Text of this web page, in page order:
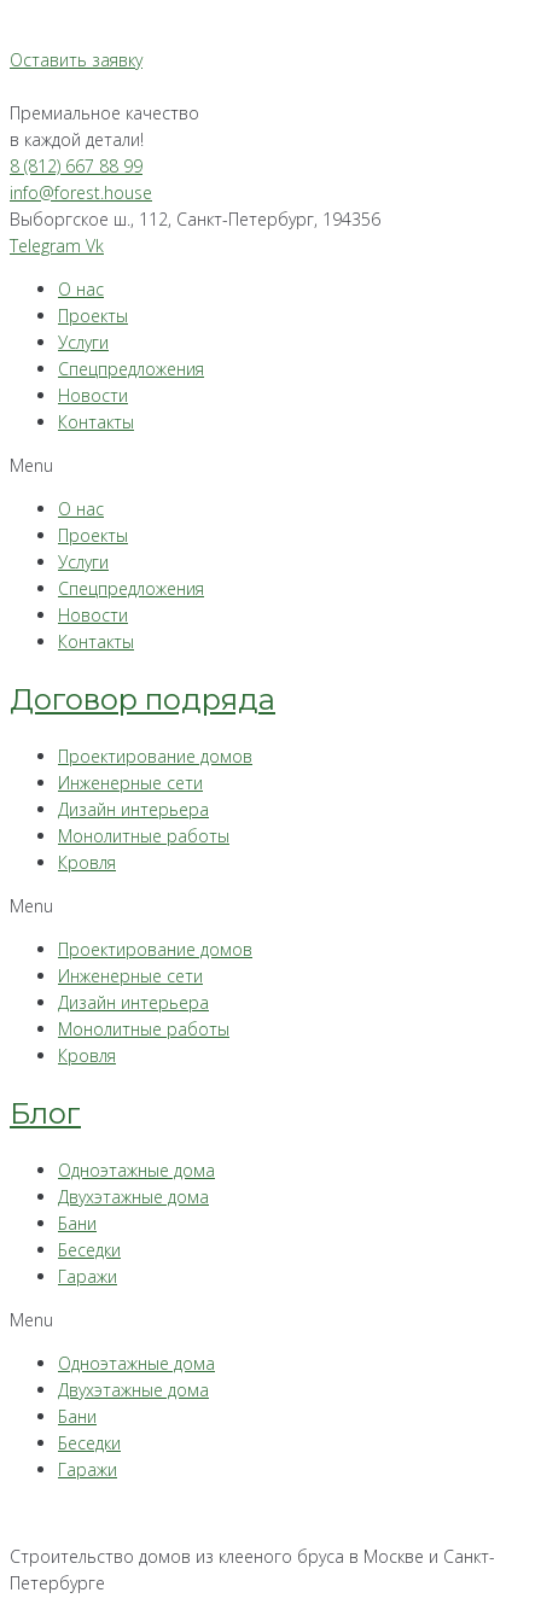
Оставить заявку
Премиальное качество
в каждой детали!
8 (812) 667 88 99
info@forest.house
Выборгское ш., 112, Санкт-Петербург, 194356
Telegram Vk
О нас
Проекты
Услуги
Спецпредложения
Новости
Контакты
Menu
О нас
Проекты
Услуги
Спецпредложения
Новости
Контакты
Договор подряда
Проектирование домов
Инженерные сети
Дизайн интерьера
Монолитные работы
Кровля
Menu
Проектирование домов
Инженерные сети
Дизайн интерьера
Монолитные работы
Кровля
Блог
Одноэтажные дома
Двухэтажные дома
Бани
Беседки
Гаражи
Menu
Одноэтажные дома
Двухэтажные дома
Бани
Беседки
Гаражи
Строительство домов из клееного бруса в Москве и Санкт-
Петербурге